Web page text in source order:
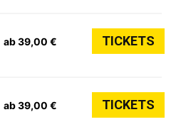
ab 39,00 € TICKETS
ab 39,00 € TICKETS